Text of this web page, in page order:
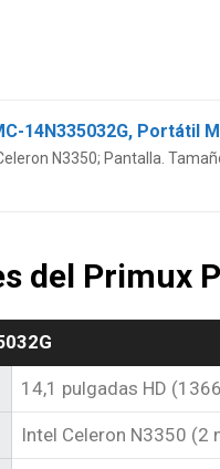
14N335032G, Portátil
N3350; Pantalla.
del Primux
14,1 pulgadas HD
Intel Celeron N3350 (2